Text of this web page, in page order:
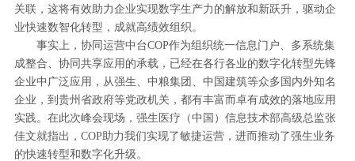
关联，这将有效助力企业实现数字生产力的解放和新跃升，驱动企
业快速数智化转型，成就高绩效组织。
事实上，协同运营中台COP作为组织统一信息门户、多系统集
成整合、协同共享应用的承载，已经在各行各业的数字化转型先锋
企业中广泛应用，从强生、中粮集团、中国建筑等众多国内外知名
企业，到贵州省政府等党政机关，都有丰富而卓有成效的落地应用
实践。在此次峰会现场，强生医疗（中国）信息技术部高级总监张
佳文就指出，COP助力我们实现了敏捷运营，进而推动了强生业务
的快速转型和数字化升级。